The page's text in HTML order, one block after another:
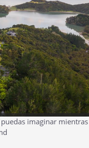
imaginar mientras